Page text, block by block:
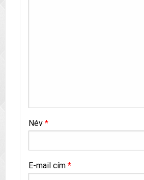
Név *
E-mail cím *